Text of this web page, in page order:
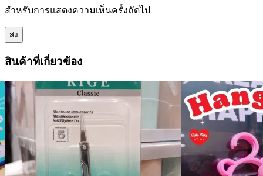
สำหรับการแสดงความเห็นครั้งถัดไป
สินค้าที่เกี่ยวข้อง